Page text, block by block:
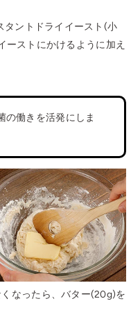
タントドライイースト(小
ストにかけるように加え
の働きを活発にしま
なったら、バター(20g)を